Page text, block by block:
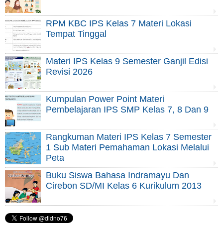
RPM KBC IPS Kelas 7 Materi Lokasi
Tempat Tinggal
Materi IPS Kelas 9 Semester Ganjil Edisi
Revisi 2026
Kumpulan Power Point Materi
Pembelajaran IPS SMP Kelas 7, 8 Dan 9
Rangkuman Materi IPS Kelas 7 Semester
1 Sub Materi Pemahaman Lokasi Melalui
Peta
Buku Siswa Bahasa Indramayu Dan
Cirebon SD/MI Kelas 6 Kurikulum 2013